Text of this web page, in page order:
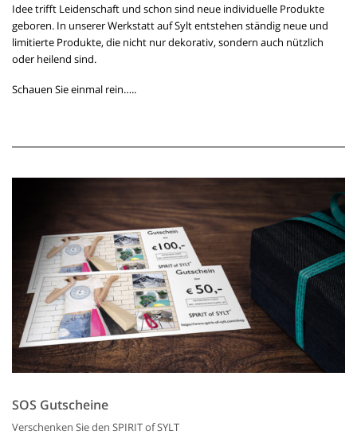
Idee trifft Leidenschaft und schon sind neue individuelle Produkte
geboren. In unserer Werkstatt auf Sylt entstehen ständig neue und
limitierte Produkte, die nicht nur dekorativ, sondern auch nützlich
oder heilend sind.
Schauen Sie einmal rein…..
SOS Gutscheine
Verschenken Sie den SPIRIT of SYLT